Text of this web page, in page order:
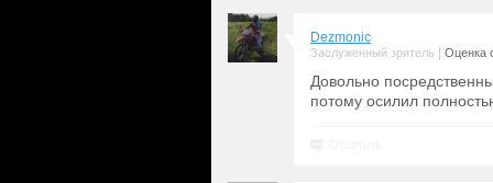
Dezmonic
Заслуженный зритель Оценка
Довольно
потому осилил